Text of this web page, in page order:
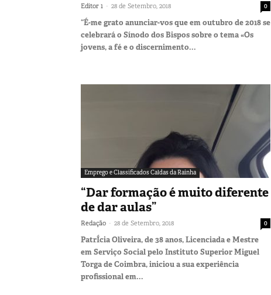
Editor 1 - 28 de Setembro, 2018 0
“É-me grato anunciar-vos que em outubro de 2018 se
celebrará o Sínodo dos Bispos sobre o tema «Os
jovens, a fé e o discernimento...
Emprego e Classificados Caldas da Rainha
“Dar formação é muito diferente
de dar aulas”
Redação - 28 de Setembro, 2018 0
PatrÍcia Oliveira, de 38 anos, Licenciada e Mestre
em Serviço Social pelo Instituto Superior Miguel
Torga de Coimbra, iniciou a sua experiência
profissional em...